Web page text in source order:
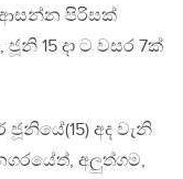
ආසන්න පිරිසක්
15 දා ට වසර 7ක්
ජූනියේ(15) අද වැනි
අලුත්ගම,